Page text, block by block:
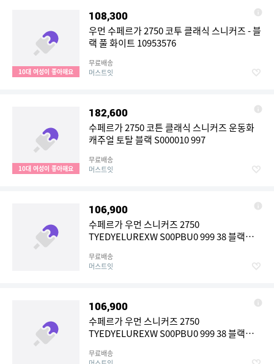
10대 여성이 좋아해요
108,300
우먼 수페르가 2750 코투 클래식 스니커즈 - 블
랙 풀 화이트 10953576
무료배송
머스트잇
10대 여성이 좋아해요
182,600
수페르가 2750 코튼 클래식 스니커즈 운동화
캐주얼 토탈 블랙 S000010 997
무료배송
머스트잇
106,900
수페르가 우먼 스니커즈 2750
TYEDYELUREXW S00PBU0 999 38 블랙
무료배송
머스트잇
106,900
수페르가 우먼 스니커즈 2750
TYEDYELUREXW S00PBU0 999 38 블랙
무료배송